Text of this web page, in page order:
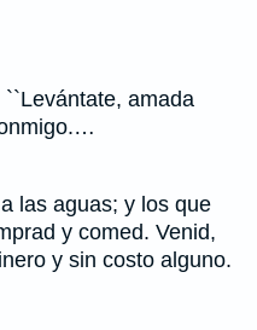
amada
las aguas; y los que
y comed. Venid,
y sin costo alguno.